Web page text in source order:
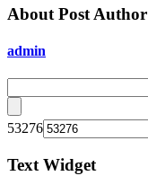
About Post Author
admin
53276
Text Widget